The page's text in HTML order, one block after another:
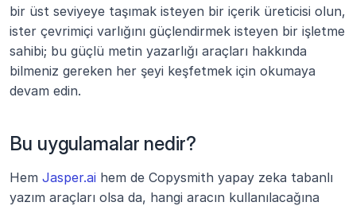
bir üst seviyeye taşımak isteyen bir içerik üreticisi olun,
ister çevrimiçi varlığını güçlendirmek isteyen bir işletme
sahibi; bu güçlü metin yazarlığı araçları hakkında
bilmeniz gereken her şeyi keşfetmek için okumaya
devam edin.
Bu uygulamalar nedir?
Hem Jasper.ai hem de Copysmith yapay zeka tabanlı
yazım araçları olsa da, hangi aracın kullanılacağına